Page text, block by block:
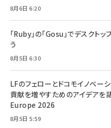
8月6日 6:20
「Ruby」の「Gosu」でデスクト
う
8月5日 6:30
LFのフェローとドコモイノベー
貢献を増やすためのアイデア
Europe 2026
8月5日 5:59